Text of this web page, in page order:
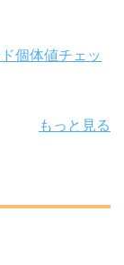
個体値チェッ
もっと見る